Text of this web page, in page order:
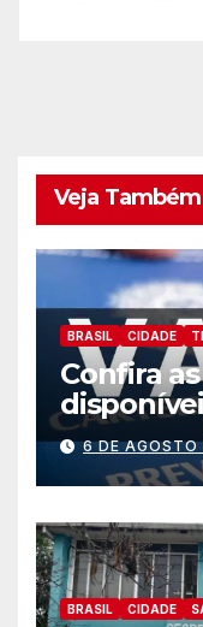
Veja Também
BRASIL CIDADE
Confira
6 DE
BRASIL CIDADE